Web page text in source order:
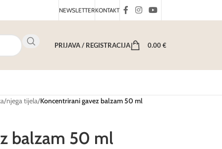
NEWSLETTERKONTAKT
PRIJAVA / REGISTRACIJA 0.00€
/njega tijela/Koncentrirani gavez balzam 50 ml
balzam 50 ml